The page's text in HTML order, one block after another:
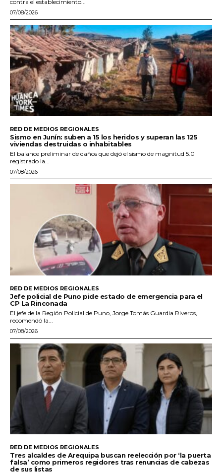
contra el establecimiento...
07/08/2026
RED DE MEDIOS REGIONALES
Sismo en Junín: suben a 15 los heridos y superan las 125
viviendas destruidas o inhabitables
El balance preliminar de daños que dejó el sismo de magnitud 5.0
registrado la...
07/08/2026
RED DE MEDIOS REGIONALES
Jefe policial de Puno pide estado de emergencia para el
CP La Rinconada
El jefe de la Región Policial de Puno, Jorge Tomás Guardia Riveros,
recomendó la...
07/08/2026
RED DE MEDIOS REGIONALES
Tres alcaldes de Arequipa buscan reelección por ‘la puerta
falsa’ como primeros regidores tras renuncias de cabezas
de sus listas